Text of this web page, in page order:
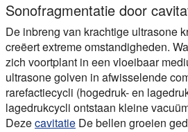
Sonofragmentatie door
De inbreng van krachtige ultrasone
creëert extreme omstandigheden.
zich voortplant in een vloeibaar
ultrasone golven in afwisselende
rarefactiecycli (hogedruk- en
lagedrukcycli ontstaan kleine
Dezecavitatie De bellen groeien